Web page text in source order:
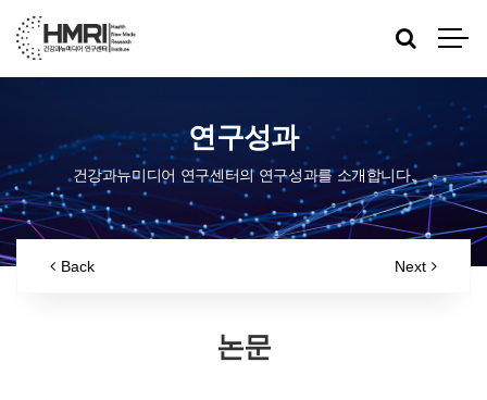
연구성과
건강과뉴미디어 연구센터의 연구성과를 소개합니다.
Back Next
논문